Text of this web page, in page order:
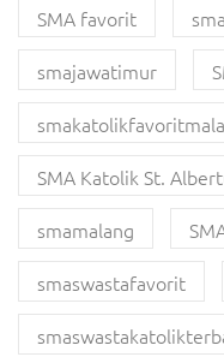
SMA favorit
smajawatimur
SMA Katolik St.
smamalang
smaswastafavorit